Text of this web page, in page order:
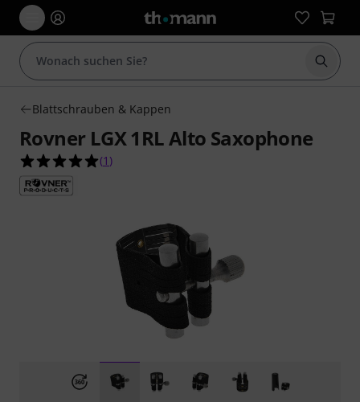
Suche
Blattschrauben & Kappen
Rovner LGX 1RL Alto Saxophone
5.0 von 5 Sternen aus 1 Kundenbewertungen
(1 )